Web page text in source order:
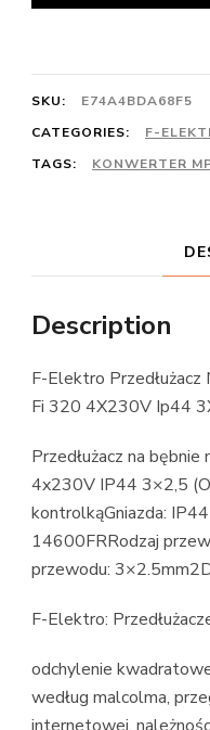
SKU:
E74A4BDA68F5
CATEGORIES:
F-
TAGS:
KONWERTER
Description
F-Elektro
Fi 320 4X230V Ip44
Przedłużacz na
4x230V IP44 3×2,5
kontrolkąGniazda:
14600FRRodzaj
przewodu:
F-Elektro:
odchylenie
według malcolma,